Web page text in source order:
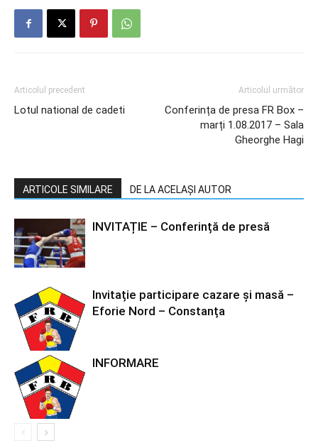
Articolul precedent
Lotul national de cadeti
Articolul următor
Conferința de presa FR Box –
marți 1.08.2017 – Sala
Gheorghe Hagi
ARTICOLE SIMILARE DE LA ACELAȘI AUTOR
INVITAȚIE – Conferință de presă
Invitație participare cazare și masă –
Eforie Nord – Constanța
INFORMARE